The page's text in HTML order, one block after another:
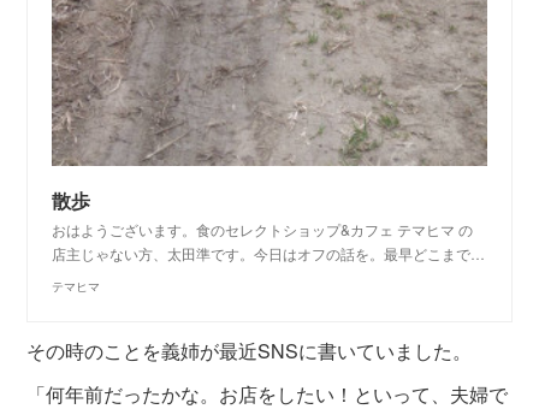
散歩
おはようございます。食のセレクトショップ&カフェ テマヒマ の
店主じゃない方、太田準です。今日はオフの話を。最早どこまで…
テマヒマ
その時のことを義姉が最近SNSに書いていました。
「何年前だったかな。お店をしたい！といって、夫婦で